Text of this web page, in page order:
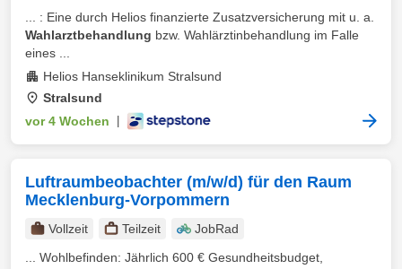
... : Eine durch Helios finanzierte Zusatzversicherung mit u. a.
Wahlarztbehandlung bzw. Wahlärztinbehandlung im Falle
eines ...
Helios Hanseklinikum Stralsund
Stralsund
vor 4 Wochen
Luftraumbeobachter (m/w/d) für den Raum
Mecklenburg-Vorpommern
Vollzeit Teilzeit
JobRad
... Wohlbefinden: Jährlich 600 € Gesundheitsbudget,